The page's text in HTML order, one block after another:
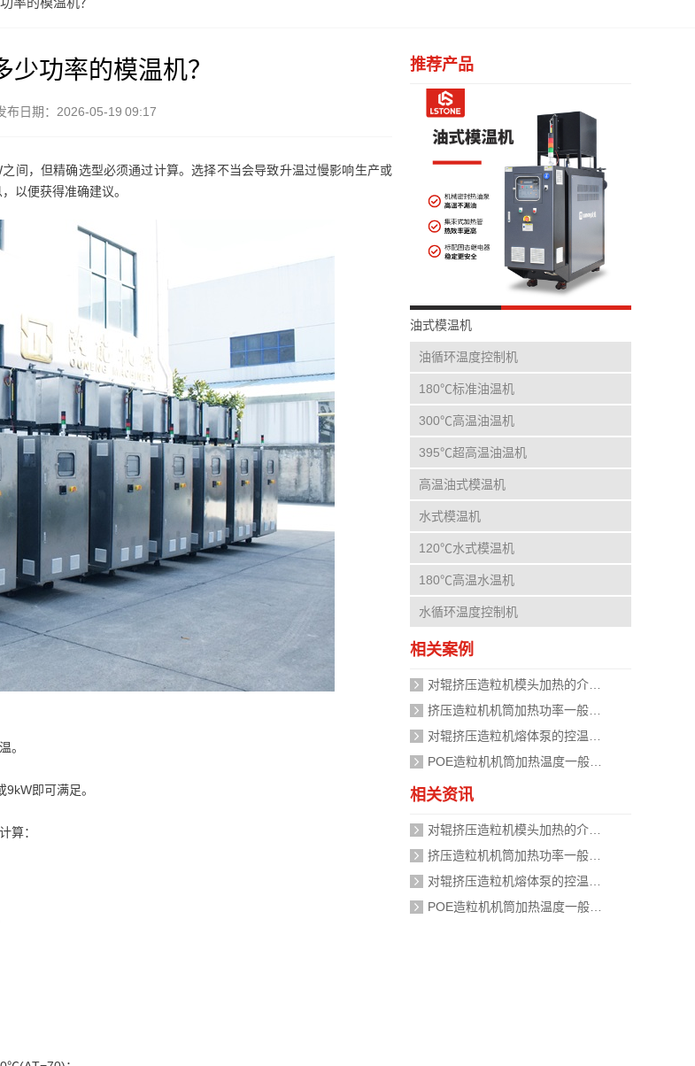
功率的模温机？
布日期：2026-05-19 09:17
间，但精确选型必须通过计算。选择不当会导致升温过慢影响生产或
以便获得准确建议。
。
即可满足。
算：
推荐产品
油式模温机
油循环温度控制机
180℃标准油温机
300℃高温油温机
395℃超高温油温机
高温油式模温机
水式模温机
120℃水式模温机
180℃高温水温机
水循环温度控制机
相关案例
相关资讯